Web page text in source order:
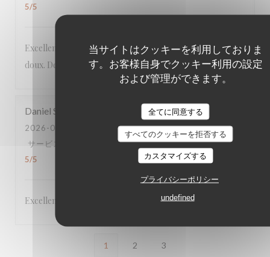
当サイトはクッキーを利用しておりま
す。お客様自身でクッキー利用の設定
および管理ができます。
全てに同意する
すべてのクッキーを拒否する
カスタマイズする
プライバシーポリシー
undefined
5/5
Excellent menu original aux produits frais, le tout à prix
doux. Deuxième fois dans ce restaurant et toujours au top.
Daniel S
2026-06-22
- 19:45 - ゲスト 5
サービス
5/5 メニュー: 5/5 品質-価格:
5/5
Excellent,
1 2 3